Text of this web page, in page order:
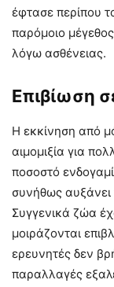
έφτασε περίπου
παρόμοιο
λόγω ασθένειας.
Επιβίωση
Η εκκίνηση από
αιμομιξία για
ποσοστό
συνήθως αυξάνει
Συγγενικά ζώα
μοιράζονται
ερευνητές δεν
παραλλαγές